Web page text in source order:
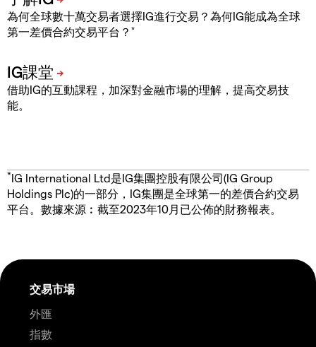
為何全球數十萬交易者選擇IG進行交易？為何IG能成為全球
第一差價合約交易平台？ *
借助IG的互動課程，加深對金融市場的理解，提高交易技
能。
*IG International Ltd是IG集團控股有限公司(IG Group
Holdings Plc)的一部分，IG集團是全球第一的差價合約交易
平台。數據來源︰截至2023年10月已公佈的財務報表。
交易市場
外匯
指數